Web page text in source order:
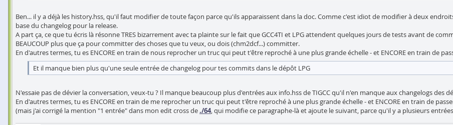
Ben... il y a déjà les history.hss, qu'il faut modifier de toute façon parce qu'ils apparaissent dans la doc. Comme c'est idiot de modifier à deux
base du changelog pour la release.
A part ça, ce que tu écris là résonne TRES bizarrement avec ta plainte sur le fait que GCC4TI et LPG attendent quelques jours de tests avant de
BEAUCOUP plus que ça pour committer des choses que tu veux, ou dois (chm2dcf...) committer.
En d'autres termes, tu es ENCORE en train de nous reprocher un truc qui peut t'être reproché à une plus grande échelle - et ENCORE en train de
Et il manque bien plus qu'une seule entrée de changelog pour tes commits dans le dépôt LPG
N'essaie pas de dévier la conversation, veux-tu ? Il manque beaucoup plus d'entrées aux info.hss de TIGCC qu'il n'en manque aux changelogs des
En d'autres termes, tu es ENCORE en train de me reprocher un truc qui peut t'être reproché à une plus grande échelle - et ENCORE en train de
(mais j'ai corrigé la mention "1 entrée" dans mon edit cross de./64, qui modifie ce paragraphe-là et ajoute le suivant, parce qu'il y a plusieurs